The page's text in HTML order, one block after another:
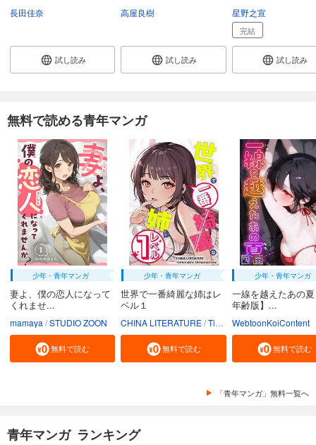
長田佳奈
試し読み
高屋良樹
試し読み
星野之宣
完結
試し読み
無料で読める青年マンガ
少年・青年マンガ
妻よ、僕の恋人になって
くれませ...
mamaya STUDIO ZOON
無料で読む
少年・青年マンガ
世界で一番綺麗な姉はレ
ベル１
CHINA LITERATURE Tiankongshu Mangongchang
無料で読む
少年・青年マンガ
一線を越えたあの
年齢版】...
WebtoonKoiContent
無料で読む
「青年マンガ」無料一覧へ
青年マンガ ランキング